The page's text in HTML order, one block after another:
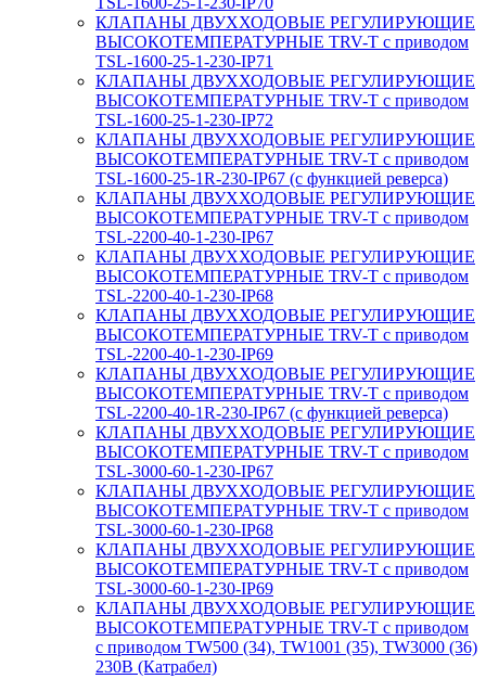
КЛАПАНЫ ДВУХХОДОВЫЕ РЕГУЛИРУЮЩИЕ
ВЫСОКОТЕМПЕРАТУРНЫЕ TRV-T с приводом
TSL-1600-25-1-230-IP71
КЛАПАНЫ ДВУХХОДОВЫЕ РЕГУЛИРУЮЩИЕ
ВЫСОКОТЕМПЕРАТУРНЫЕ TRV-T с приводом
TSL-1600-25-1-230-IP72
КЛАПАНЫ ДВУХХОДОВЫЕ РЕГУЛИРУЮЩИЕ
ВЫСОКОТЕМПЕРАТУРНЫЕ TRV-T с приводом
TSL-1600-25-1R-230-IP67 (с функцией реверса)
КЛАПАНЫ ДВУХХОДОВЫЕ РЕГУЛИРУЮЩИЕ
ВЫСОКОТЕМПЕРАТУРНЫЕ TRV-T с приводом
TSL-2200-40-1-230-IP67
КЛАПАНЫ ДВУХХОДОВЫЕ РЕГУЛИРУЮЩИЕ
ВЫСОКОТЕМПЕРАТУРНЫЕ TRV-T с приводом
TSL-2200-40-1-230-IP68
КЛАПАНЫ ДВУХХОДОВЫЕ РЕГУЛИРУЮЩИЕ
ВЫСОКОТЕМПЕРАТУРНЫЕ TRV-T с приводом
TSL-2200-40-1-230-IP69
КЛАПАНЫ ДВУХХОДОВЫЕ РЕГУЛИРУЮЩИЕ
ВЫСОКОТЕМПЕРАТУРНЫЕ TRV-T с приводом
TSL-2200-40-1R-230-IP67 (с функцией реверса)
КЛАПАНЫ ДВУХХОДОВЫЕ РЕГУЛИРУЮЩИЕ
ВЫСОКОТЕМПЕРАТУРНЫЕ TRV-T с приводом
TSL-3000-60-1-230-IP67
КЛАПАНЫ ДВУХХОДОВЫЕ РЕГУЛИРУЮЩИЕ
ВЫСОКОТЕМПЕРАТУРНЫЕ TRV-T с приводом
TSL-3000-60-1-230-IP68
КЛАПАНЫ ДВУХХОДОВЫЕ РЕГУЛИРУЮЩИЕ
ВЫСОКОТЕМПЕРАТУРНЫЕ TRV-T с приводом
TSL-3000-60-1-230-IP69
КЛАПАНЫ ДВУХХОДОВЫЕ РЕГУЛИРУЮЩИЕ
ВЫСОКОТЕМПЕРАТУРНЫЕ TRV-T с приводом
с приводом TW500 (34), TW1001 (35), TW3000 (36)
230В (Катрабел)